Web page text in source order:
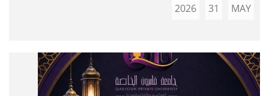
MAY
31
2026